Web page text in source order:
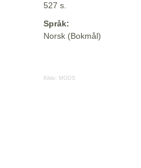
527 s.
Språk:
Norsk (Bokmål)
Kilde: MODS